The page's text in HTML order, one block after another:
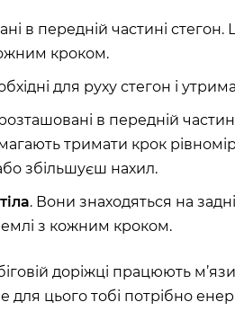
10002
в передній частині стегон.
кроком.
для руху стегон і
в передній
тримати крок
збільшуєш нахил.
. Вони знаходяться на
з кожним кроком.
доріжці працюють
для цього тобі потрібно